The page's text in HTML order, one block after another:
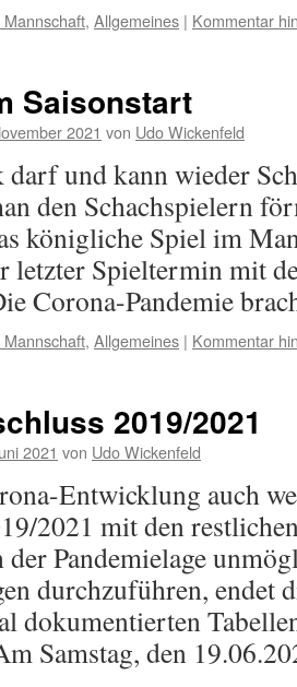
Mannschaft, Allgemeines | Kommentar
Saisonstart
2021 von Udo Wickenfeld
darf und kann wieder
den Schachspielern
königliche Spiel im
letzter Spieltermin mit
Corona-Pandemie
Mannschaft, Allgemeines | Kommentar
2019/2021
2021 von Udo Wickenfeld
Entwicklung auch
2021 mit den
der Pandemielage
durchzuführen, endet
dokumentierten
Samstag, den